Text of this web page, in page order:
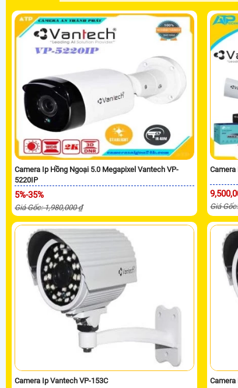
Camera Ip Hồng Ngoại 5.0 Megapixel Vantech VP-
5220IP
5%-35%
Giá Gốc: 1,980,000 ₫
Camera
Giá
Camera Ip Vantech VP-153C Camera